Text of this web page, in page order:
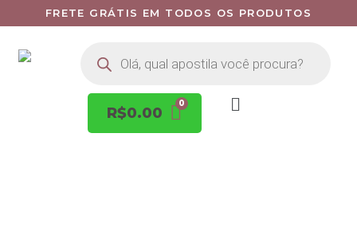
FRETE GRÁTIS EM TODOS OS PRODUTOS
R$0.00